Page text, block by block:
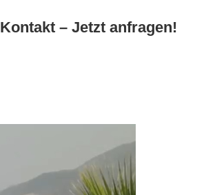
Kontakt – Jetzt anfragen!